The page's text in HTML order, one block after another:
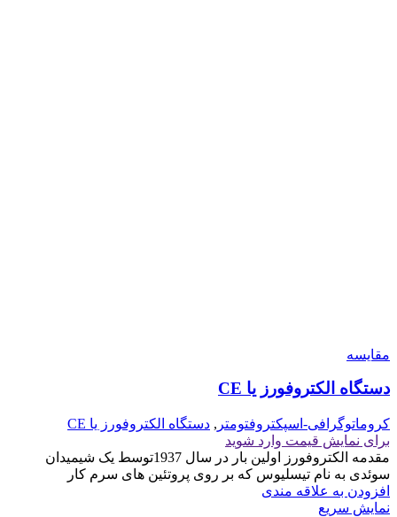
مقايسه
دستگاه الکتروفورز یا CE
کروماتوگرافی-اسپکتروفتومتر , دستگاه الکتروفورز یا CE
برای نمایش قیمت وارد شوید
مقدمه الکتروفورز اولین بار در سال 1937توسط یک شیمیدان
سوئدی به نام تیسلیوس که بر روی پروتئین های سرم کار
افزودن به علاقه مندی
نمایش سریع